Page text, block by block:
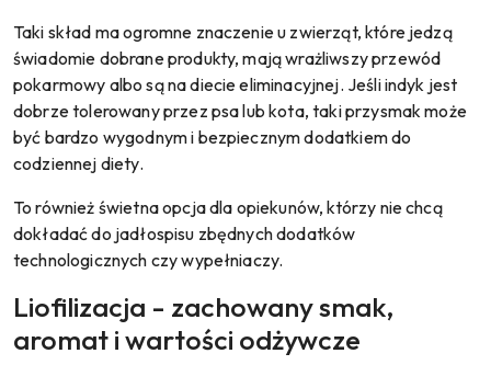
Taki skład ma ogromne znaczenie u zwierząt, które jedzą
świadomie dobrane produkty, mają wrażliwszy przewód
pokarmowy albo są na diecie eliminacyjnej. Jeśli indyk jest
dobrze tolerowany przez psa lub kota, taki przysmak może
być bardzo wygodnym i bezpiecznym dodatkiem do
codziennej diety.
To również świetna opcja dla opiekunów, którzy nie chcą
dokładać do jadłospisu zbędnych dodatków
technologicznych czy wypełniaczy.
Liofilizacja - zachowany smak,
aromat i wartości odżywcze